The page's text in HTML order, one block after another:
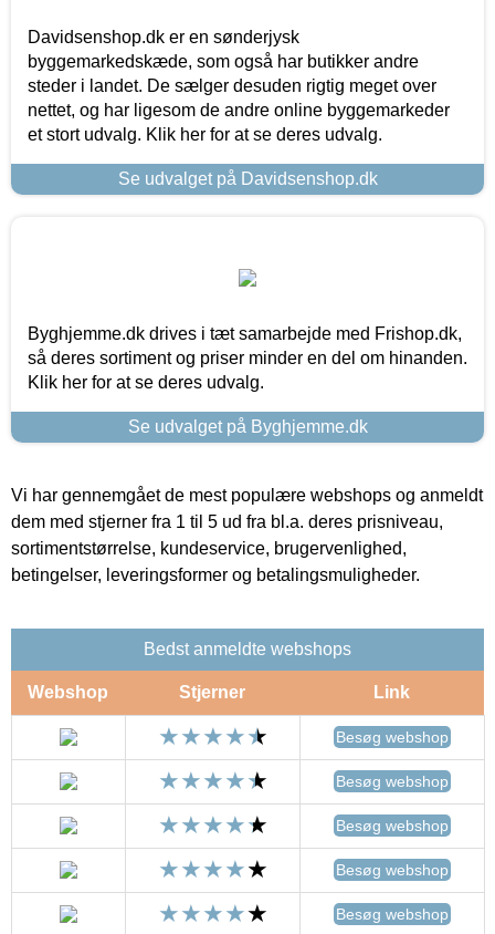
Davidsenshop.dk er en sønderjysk
byggemarkedskæde, som også har butikker andre
steder i landet. De sælger desuden rigtig meget over
nettet, og har ligesom de andre online byggemarkeder
et stort udvalg. Klik her for at se deres udvalg.
Se udvalget på Davidsenshop.dk
Byghjemme.dk drives i tæt samarbejde med Frishop.dk,
så deres sortiment og priser minder en del om hinanden.
Klik her for at se deres udvalg.
Se udvalget på Byghjemme.dk
Vi har gennemgået de mest populære webshops og anmeldt
dem med stjerner fra 1 til 5 ud fra bl.a. deres prisniveau,
sortimentstørrelse, kundeservice, brugervenlighed,
betingelser, leveringsformer og betalingsmuligheder.
Bedst anmeldte webshops
Webshop Stjerner Link
Besøg webshop
Besøg webshop
Besøg webshop
Besøg webshop
Besøg webshop